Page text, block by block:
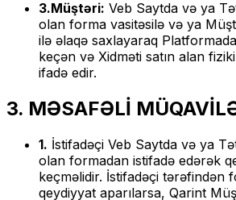
3.Müştəri: Veb Saytda və ya
olan forma vasitəsilə və ya
ilə əlaqə saxlayaraq
keçən və Xidməti satın alan
ifadə edir.
3. MƏSAFƏLİ
1. İstifadəçi Veb Saytda və ya
olan formadan istifadə edərək
keçməlidir. İstifadəçi tərəfindən
qeydiyyat aparılarsa, Qarint